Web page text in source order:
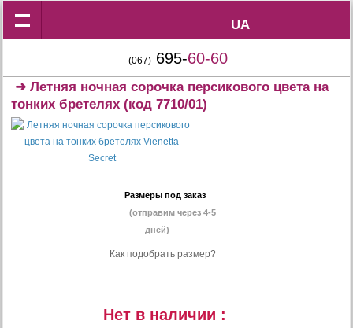
UA
UA
(067) 695-60-60
➜Летняя ночная сорочка персикового цвета на
тонких бретелях (код 7710/01)
Размеры под заказ
(отправим через 4-5
дней)
Как подобрать размер?
Нет в наличии :